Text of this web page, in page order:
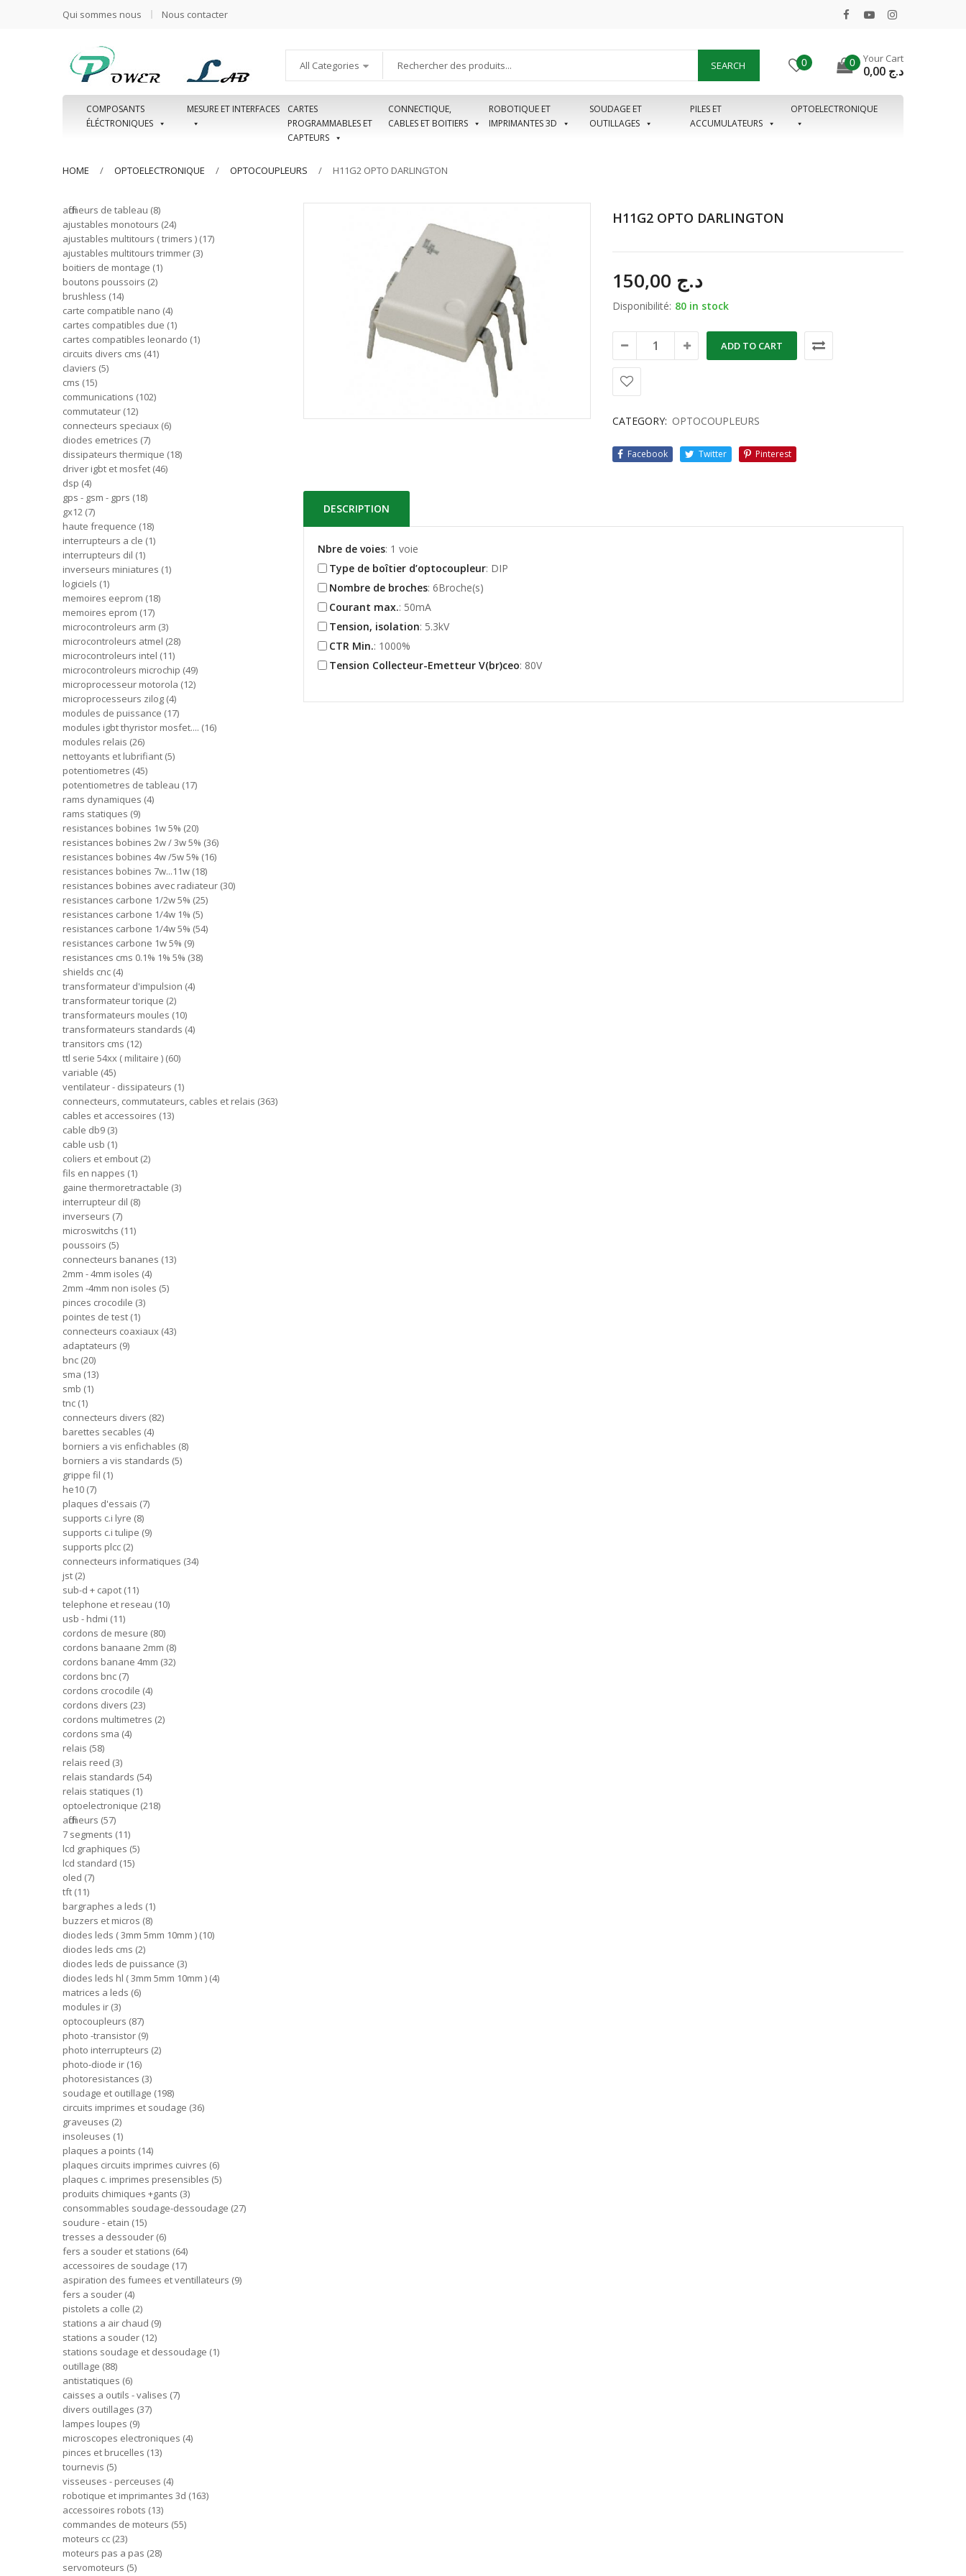
Qui sommes nous Nous contacter
All Categories SEARCH 0 0 Your Cart
د.ج
COMPOSANTS
ÉLÉCTRONIQUES
MESURE ET INTERFACES
CARTES
PROGRAMMABLES ET
CAPTEURS
CONNECTIQUE,
CABLES ET BOITIERS
ROBOTIQUE ET
IMPRIMANTES 3D
SOUDAGE ET
OUTILLAGES
PILES ET
ACCUMULATEURS
OPTOELECTRONIQUE
HOME OPTOELECTRONIQUE OPTOCOUPLEURS H11G2 OPTO DARLINGTON
H11G2 OPTO DARLINGTON
د.ج
Disponibilité: 80 in stock
ADD TO CART
CATEGORY: OPTOCOUPLEURS
Facebook Twitter Pinterest
DESCRIPTION
Nbre de voies: 1 voie
Type de boîtier d’optocoupleur: DIP
Nombre de broches: 6Broche(s)
Courant max.: 50mA
Tension, isolation: 5.3kV
CTR Min.: 1000%
Tension Collecteur-Emetteur V(br)ceo: 80V
afficheurs de tableau 8
ajustables monotours 24
ajustables multitours ( trimers ) 17
ajustables multitours trimmer 3
boitiers de montage 1
boutons poussoirs 2
brushless 14
carte compatible nano 4
cartes compatibles due 1
cartes compatibles leonardo 1
circuits divers cms 41
claviers 5
cms 15
communications 102
commutateur 12
connecteurs speciaux 6
diodes emetrices 7
dissipateurs thermique 18
driver igbt et mosfet 46
dsp 4
gps - gsm - gprs 18
gx12 7
haute frequence 18
interrupteurs a cle 1
interrupteurs dil 1
inverseurs miniatures 1
logiciels 1
memoires eeprom 18
memoires eprom 17
microcontroleurs arm 3
microcontroleurs atmel 28
microcontroleurs intel 11
microcontroleurs microchip 49
microprocesseur motorola 12
microprocesseurs zilog 4
modules de puissance 17
modules igbt thyristor mosfet.... 16
modules relais 26
nettoyants et lubrifiant 5
potentiometres 45
potentiometres de tableau 17
rams dynamiques 4
rams statiques 9
resistances bobines 1w 5% 20
resistances bobines 2w / 3w 5% 36
resistances bobines 4w /5w 5% 16
resistances bobines 7w...11w 18
resistances bobines avec radiateur 30
resistances carbone 1/2w 5% 25
resistances carbone 1/4w 1% 5
resistances carbone 1/4w 5% 54
resistances carbone 1w 5% 9
resistances cms 0.1% 1% 5% 38
shields cnc 4
transformateur d'impulsion 4
transformateur torique 2
transformateurs moules 10
transformateurs standards 4
transitors cms 12
ttl serie 54xx ( militaire ) 60
variable 45
ventilateur - dissipateurs 1
connecteurs, commutateurs, cables et relais 363
cables et accessoires 13
cable db9 3
cable usb 1
coliers et embout 2
fils en nappes 1
gaine thermoretractable 3
interrupteur dil 8
inverseurs 7
microswitchs 11
poussoirs 5
connecteurs bananes 13
2mm - 4mm isoles 4
2mm -4mm non isoles 5
pinces crocodile 3
pointes de test 1
connecteurs coaxiaux 43
adaptateurs 9
bnc 20
sma 13
smb 1
tnc 1
connecteurs divers 82
barettes secables 4
borniers a vis enfichables 8
borniers a vis standards 5
grippe fil 1
he10 7
plaques d'essais 7
supports c.i lyre 8
supports c.i tulipe 9
supports plcc 2
connecteurs informatiques 34
jst 2
sub-d + capot 11
telephone et reseau 10
usb - hdmi 11
cordons de mesure 80
cordons banaane 2mm 8
cordons banane 4mm 32
cordons bnc 7
cordons crocodile 4
cordons divers 23
cordons multimetres 2
cordons sma 4
relais 58
relais reed 3
relais standards 54
relais statiques 1
optoelectronique 218
afficheurs 57
7 segments 11
lcd graphiques 5
lcd standard 15
oled 7
tft 11
bargraphes a leds 1
buzzers et micros 8
diodes leds ( 3mm 5mm 10mm ) 10
diodes leds cms 2
diodes leds de puissance 3
diodes leds hl ( 3mm 5mm 10mm ) 4
matrices a leds 6
modules ir 3
optocoupleurs 87
photo -transistor 9
photo interrupteurs 2
photo-diode ir 16
photoresistances 3
soudage et outillage 198
circuits imprimes et soudage 36
graveuses 2
insoleuses 1
plaques a points 14
plaques circuits imprimes cuivres 6
plaques c. imprimes presensibles 5
produits chimiques +gants 3
consommables soudage-dessoudage 27
soudure - etain 15
tresses a dessouder 6
fers a souder et stations 64
accessoires de soudage 17
aspiration des fumees et ventillateurs 9
fers a souder 4
pistolets a colle 2
stations a air chaud 9
stations a souder 12
stations soudage et dessoudage 1
outillage 88
antistatiques 6
caisses a outils - valises 7
divers outillages 37
lampes loupes 9
microscopes electroniques 4
pinces et brucelles 13
tournevis 5
visseuses - perceuses 4
robotique et imprimantes 3d 163
accessoires robots 13
commandes de moteurs 55
moteurs cc 23
moteurs pas a pas 28
servomoteurs 5